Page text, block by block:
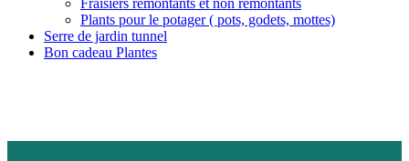
Fraisiers remontants et non remontants
Plants pour le potager ( pots, godets, mottes)
Serre de jardin tunnel
Bon cadeau Plantes